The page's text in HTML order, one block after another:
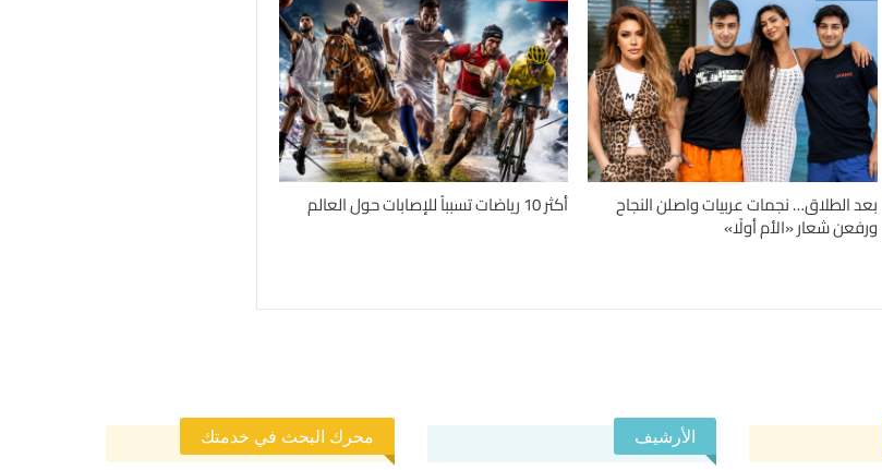
بعد الطلاق… نجمات عربيات واصلن النجاح
ورفعن شعار «الأم أولًا»
أكثر 10 رياضات تسبباً للإصابات حول العالم
الأرشيف محرك البحث في خدمتك